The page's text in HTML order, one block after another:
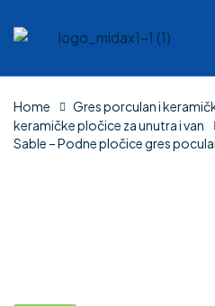
Home Gres porculan i
keramičke pločice za unutra i van
Sable – Podne pločice gres